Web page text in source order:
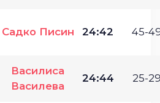
Садко Писин 24:42 45-
Василиса
Василева
24:44 25-